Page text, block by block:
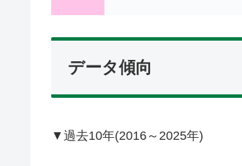
データ傾向
▼過去10年(2016～2025年)